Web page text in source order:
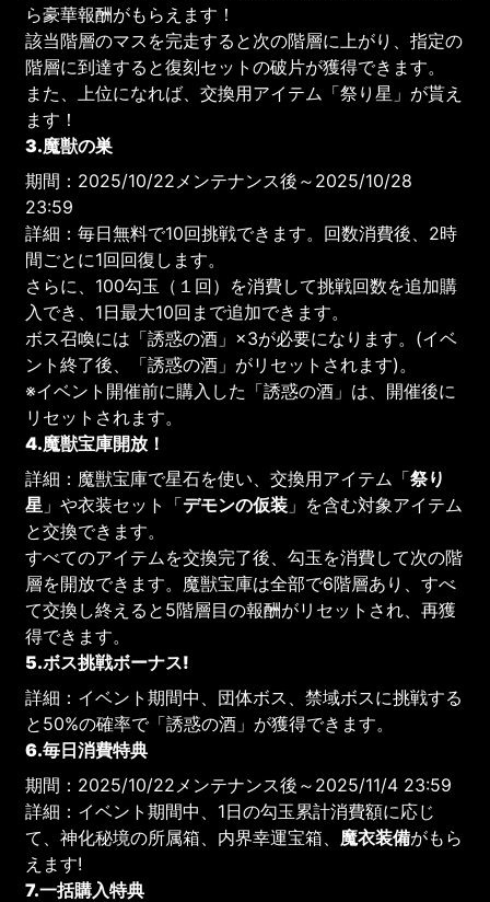
ら豪華報酬がもらえます！
該当階層のマスを完走すると次の階層に上がり、指定の
階層に到達すると復刻セットの破片が獲得できます。
また、上位になれば、交換用アイテム「祭り星」が貰え
ます！
3.魔獣の巣
期間：2025/10/22メンテナンス後～2025/10/28
23:59
詳細：毎日無料で10回挑戦できます。回数消費後、2時
間ごとに1回回復します。
さらに、100勾玉（１回）を消費して挑戦回数を追加購
入でき、1日最大10回まで追加できます。
ボス召喚には「誘惑の酒」×3が必要になります。(イベ
ント終了後、「誘惑の酒」がリセットされます)。
※イベント開催前に購入した「誘惑の酒」は、開催後に
リセットされます。
4.魔獣宝庫開放！
詳細：魔獣宝庫で星石を使い、交換用アイテム「祭り
星 」や衣装セット「デモンの仮装 」を含む対象アイテム
と交換できます。
すべてのアイテムを交換完了後、勾玉を消費して次の階
層を開放できます。魔獣宝庫は全部で6階層あり、すべ
て交換し終えると5階層目の報酬がリセットされ、再獲
得できます。
5.ボス挑戦ボーナス!
詳細：イベント期間中、団体ボス、禁域ボスに挑戦する
と50%の確率で「誘惑の酒」が獲得できます。
6.毎日消費特典
期間：2025/10/22メンテナンス後～2025/11/4 23:59
詳細：イベント期間中、1日の勾玉累計消費額に応じ
て、神化秘境の所属箱、内界幸運宝箱、 魔衣装備がもら
えます!
7.一括購入特典